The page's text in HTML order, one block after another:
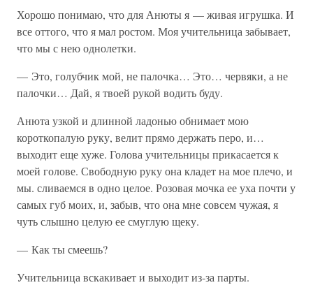
Хорошо понимаю, что для Анюты я — живая игрушка. И
все оттого, что я мал ростом. Моя учительница забывает,
что мы с нею однолетки.
— Это, голубчик мой, не палочка… Это… червяки, а не
палочки… Дай, я твоей рукой водить буду.
Анюта узкой и длинной ладонью обнимает мою
короткопалую руку, велит прямо держать перо, и…
выходит еще хуже. Голова учительницы прикасается к
моей голове. Свободную руку она кладет на мое плечо, и
мы. сливаемся в одно целое. Розовая мочка ее уха почти у
самых губ моих, и, забыв, что она мне совсем чужая, я
чуть слышно целую ее смуглую щеку.
— Как ты смеешь?
Учительница вскакивает и выходит из-за парты.